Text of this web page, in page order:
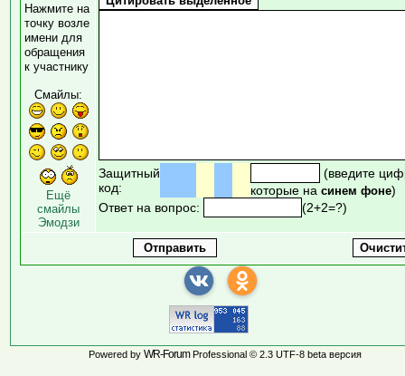
Нажмите на
точку возле
имени для
обращения
к участнику
Смайлы:
Ещё
смайлы
Эмодзи
Защитный
код:
(введите
которые на синем фоне)
Ответ на вопрос:
(2+2=?)
Powered by WR-ForumProfessional © 2.3 UTF-8 beta версия